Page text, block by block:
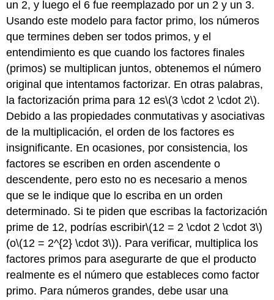
un 2, y luego el 6 fue reemplazado por un 2 y un 3.
Usando este modelo para factor primo, los números
que termines deben ser todos primos, y el
entendimiento es que cuando los factores finales
(primos) se multiplican juntos, obtenemos el número
original que intentamos factorizar. En otras palabras,
la factorización prima para 12 es\(3 \cdot 2 \cdot 2\).
Debido a las propiedades conmutativas y asociativas
de la multiplicación, el orden de los factores es
insignificante. En ocasiones, por consistencia, los
factores se escriben en orden ascendente o
descendente, pero esto no es necesario a menos
que se le indique que lo escriba en un orden
determinado. Si te piden que escribas la factorización
prime de 12, podrías escribir\(12 = 2 \cdot 2 \cdot 3\)
(o\(12 = 2^{2} \cdot 3\)). Para verificar, multiplica los
factores primos para asegurarte de que el producto
realmente es el número que estableces como factor
primo. Para números grandes, debe usar una